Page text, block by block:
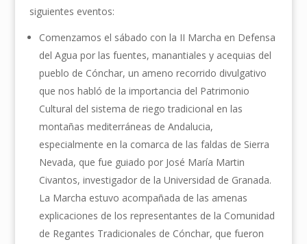
siguientes eventos:
Comenzamos el sábado con la II Marcha en Defensa
del Agua por las fuentes, manantiales y acequias del
pueblo de Cónchar, un ameno recorrido divulgativo
que nos habló de la importancia del Patrimonio
Cultural del sistema de riego tradicional en las
montañas mediterráneas de Andalucia,
especialmente en la comarca de las faldas de Sierra
Nevada, que fue guiado por José María Martin
Civantos, investigador de la Universidad de Granada.
La Marcha estuvo acompañada de las amenas
explicaciones de los representantes de la Comunidad
de Regantes Tradicionales de Cónchar, que fueron